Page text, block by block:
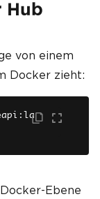
Hub
von einem
Docker zieht:
: la
Ebene